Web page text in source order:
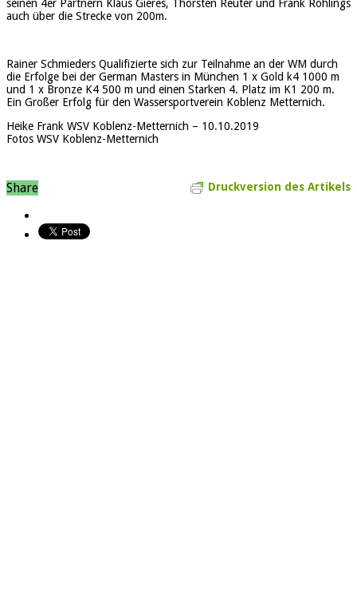
seinen 4er Partnern Klaus Gieres, Thorsten Reuter und Frank Röhlings
auch über die Strecke von 200m.
Rainer Schmieders Qualifizierte sich zur Teilnahme an der WM durch
die Erfolge bei der German Masters in München 1 x Gold k4 1000 m
und 1 x Bronze K4 500 m und einen Starken 4. Platz im K1 200 m.
Ein Großer Erfolg für den Wassersportverein Koblenz Metternich.
Heike Frank WSV Koblenz-Metternich – 10.10.2019
Fotos WSV Koblenz-Metternich
Druckversion des Artikels
Share